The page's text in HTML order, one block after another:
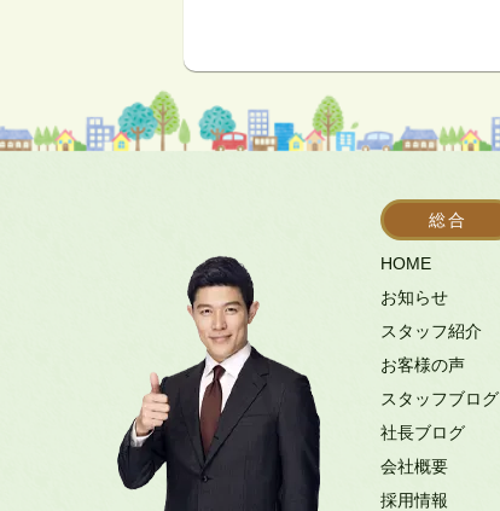
総合
HOME
お知らせ
スタッフ紹介
お客様の声
スタッフブログ
社長ブログ
会社概要
採用情報